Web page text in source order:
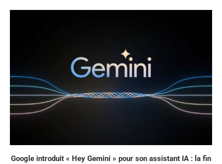
Google introduit « Hey Gemini » pour son assistant IA : la fin